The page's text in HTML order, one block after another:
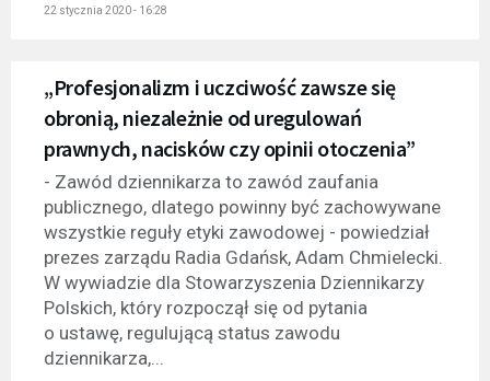
22 stycznia 2020 - 16:28
„Profesjonalizm i uczciwość zawsze się
obronią, niezależnie od uregulowań
prawnych, nacisków czy opinii otoczenia”
- Zawód dziennikarza to zawód zaufania
publicznego, dlatego powinny być zachowywane
wszystkie reguły etyki zawodowej - powiedział
prezes zarządu Radia Gdańsk, Adam Chmielecki.
W wywiadzie dla Stowarzyszenia Dziennikarzy
Polskich, który rozpoczął się od pytania
o ustawę, regulującą status zawodu
dziennikarza,...